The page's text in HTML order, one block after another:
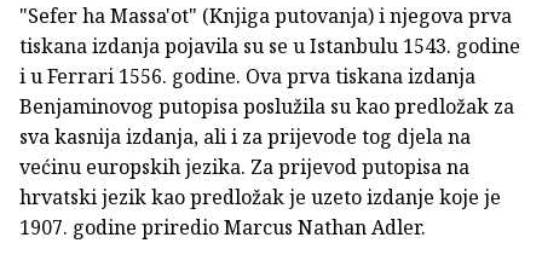
"Sefer ha Massa'ot" (Knjiga putovanja) i njegova prva
tiskana izdanja pojavila su se u Istanbulu 1543. godine
i u Ferrari 1556. godine. Ova prva tiskana izdanja
Benjaminovog putopisa poslužila su kao predložak za
sva kasnija izdanja, ali i za prijevode tog djela na
većinu europskih jezika. Za prijevod putopisa na
hrvatski jezik kao predložak je uzeto izdanje koje je
1907. godine priredio Marcus Nathan Adler.